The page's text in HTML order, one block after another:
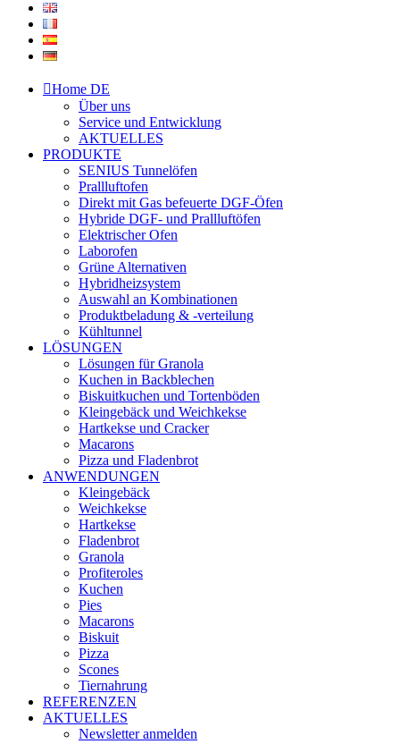
Home DE
Über uns
Service und Entwicklung
AKTUELLES
PRODUKTE
SENIUS Tunnelöfen
Prallluftofen
Direkt mit Gas befeuerte DGF-Öfen
Hybride DGF- und Prallluftöfen
Elektrischer Ofen
Laborofen
Grüne Alternativen
Hybridheizsystem
Auswahl an Kombinationen
Produktbeladung & -verteilung
Kühltunnel
LÖSUNGEN
Lösungen für Granola
Kuchen in Backblechen
Biskuitkuchen und Tortenböden
Kleingebäck und Weichkekse
Hartkekse und Cracker
Macarons
Pizza und Fladenbrot
ANWENDUNGEN
Kleingebäck
Weichkekse
Hartkekse
Fladenbrot
Granola
Profiteroles
Kuchen
Pies
Macarons
Biskuit
Pizza
Scones
Tiernahrung
REFERENZEN
AKTUELLES
Newsletter anmelden